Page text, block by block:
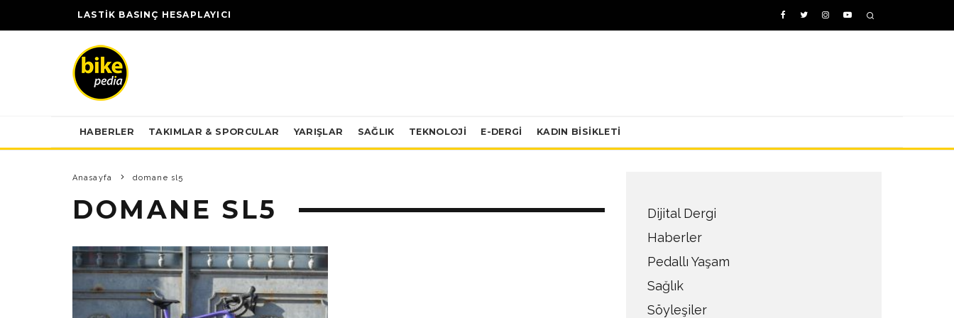
LASTİK BASINÇ HESAPLAYICI
HABERLER TAKIMLAR & SPORCULAR YARIŞLAR SAĞLIK TEKNOLOJI E-DERGİ KADIN BISIKLETI
Anasayfa domane sl5
DOMANE SL5
Dijital Dergi
Haberler
Pedallı Yaşam
Sağlık
Söyleşiler